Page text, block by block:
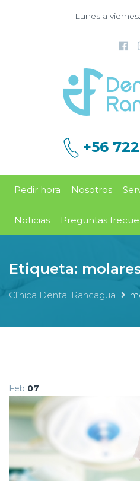
Lunes a
+56
Pedir hora Nosotros
Noticias Preguntas
Etiqueta:
Clínica Dental Rancagua
Feb 07